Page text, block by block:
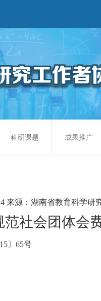
科研课题 成果推广
来源：湖南省教育科学研
社会团体会
〕 65号